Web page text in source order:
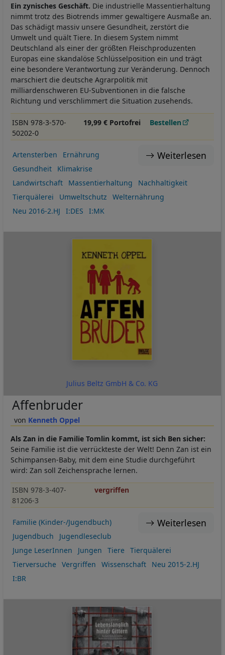
Ein zynisches Geschäft. Die industrielle Massentierhaltung
nimmt trotz des Biotrends immer gewaltigere Ausmaße an.
Das schädigt massiv unsere Gesundheit, zerstört die
Umwelt und quält Tiere. In diesem System nimmt
Deutschland als einer der größten Fleischproduzenten
Europas eine skandalöse Schlüsselposition ein und trägt
eine besondere Verantwortung zur Veränderung. Dennoch
marschiert die deutsche Agrarpolitik mit
milliardenschweren EU-Subventionen in die falsche
Richtung und verschlimmert die Situation zusehends.
ISBN 978-3-570-
50202-0
19,99 € Portofrei Bestellen
Weiterlesen
Artensterben
Ernährung
Gesundheit
Klimakrise
Landwirtschaft
Massentierhaltung
Nachhaltigkeit
Tierquälerei
Umweltschutz
Welternährung
Neu 2016-2.HJ
I:DES I:MK
Julius Beltz GmbH & Co. KG
Kenneth Oppel
Affenbruder
Als Zan in die Familie Tomlin kommt, ist sich Ben sicher:
Seine Familie ist die verrückteste der Welt! Denn Zan ist ein
Schimpansen-Baby, mit dem eine Studie durchgeführt
wird: Zan soll Zeichensprache lernen.
ISBN 978-3-407-
81206-3
vergriffen
Weiterlesen
Familie (Kinder-/Jugendbuch)
Jugendbuch
Jugendleseclub
Junge LeserInnen
Jungen Tiere
Tierquälerei
Tierversuche
Vergriffen Wissenschaft
Neu 2015-2.HJ
I:BR